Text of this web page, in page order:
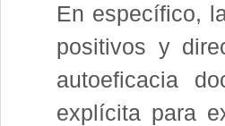
En específico,
positivos y
autoeficacia
explícita para